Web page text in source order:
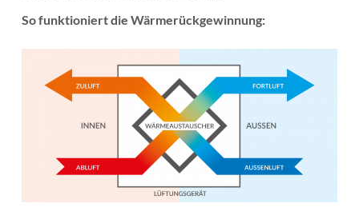
So funktioniert die Wärmerückgewinnung: